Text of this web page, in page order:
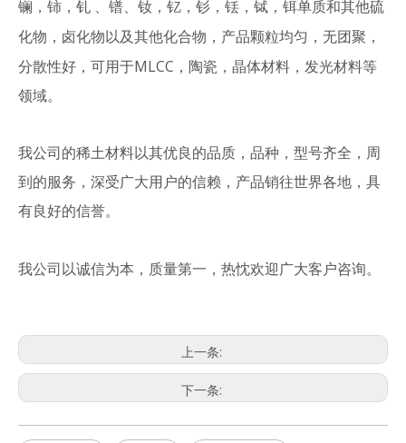
镧，铈，钆 、镨、钕，钇，钐，铥，铽，铒单质和其他硫
化物，卤化物以及其他化合物 ，产品颗粒均匀，无团聚，
分散性好，可用于MLCC，陶瓷，晶体材料，发光材料等
领域。
我公司的稀土材料以其优良的品质，品种，型号齐全，周
到的服务，深受广大用户的信赖，产品销往世界各地，具
有良好的信誉。
我公司以诚信为本，质量第一，热忱欢迎广大客户咨询。
上一条:
下一条: